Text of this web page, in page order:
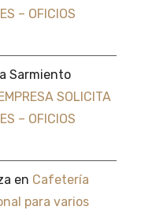
– OFICIOS
Sarmiento
SOLICITA
– OFICIOS
en Cafetería
para varios